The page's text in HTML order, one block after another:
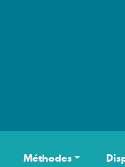
Méthodes